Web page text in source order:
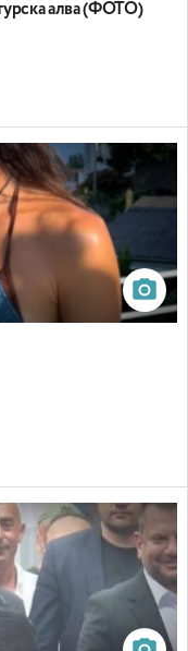
алва (ФОТО)